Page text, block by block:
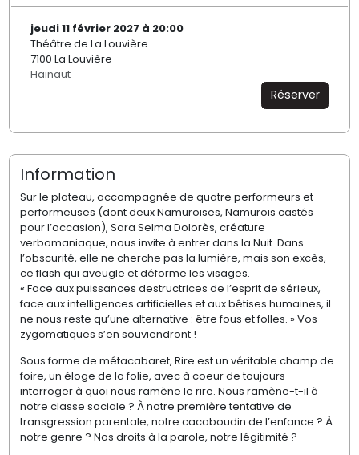
jeudi 11 février 2027 à 20:00
Théâtre de La Louvière
7100 La Louvière
Hainaut
Réserver
Information
Sur le plateau, accompagnée de quatre performeurs et
performeuses (dont deux Namuroises, Namurois castés
pour l’occasion), Sara Selma Dolorès, créature
verbomaniaque, nous invite à entrer dans la Nuit. Dans
l’obscurité, elle ne cherche pas la lumière, mais son excès,
ce flash qui aveugle et déforme les visages.
« Face aux puissances destructrices de l’esprit de sérieux,
face aux intelligences artificielles et aux bêtises humaines, il
ne nous reste qu’une alternative : être fous et folles. » Vos
zygomatiques s’en souviendront !
Sous forme de métacabaret, Rire est un véritable champ de
foire, un éloge de la folie, avec à coeur de toujours
interroger à quoi nous ramène le rire. Nous ramène-t-il à
notre classe sociale ? À notre première tentative de
transgression parentale, notre cacaboudin de l’enfance ? À
notre genre ? Nos droits à la parole, notre légitimité ?